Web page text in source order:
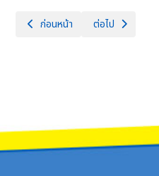
เนื้อหาก่อนหน้า: โรงเรียนจักรคำ
ก่อนหน้า เนื้อหาถัดไป: ก
ต่อไป